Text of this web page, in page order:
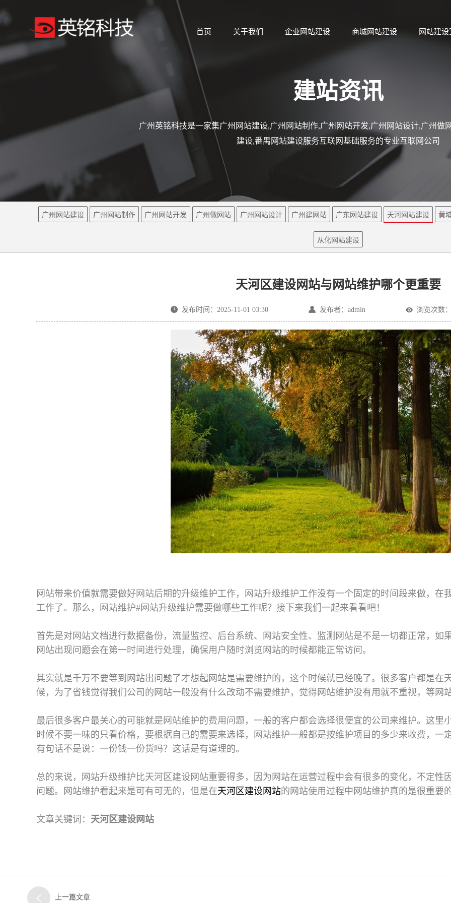
首页 关于我们 企业网站建设 商城网站建设 网站建设
建站资讯
广州英铭科技是一家集广州网站建设,广州网站制作,广州网站开发,广州网站设计,广州做
建设,番禺网站建设服务互联网基础服务的专业互联网公司
广州网站建设 广州网站制作 广州网站开发 广州做网站 广州网站设计 广州建网站 广东网站建设 天河网站建设 黄
从化网站建设
天河区建设网站与网站维护哪个更重要
发布时间：2025-11-01 03:30 发布者：admin 浏览次数
网站带来价值就需要做好网站后期的升级维护工作，网站升级维护工作没有一个固定的时间段来做，在
工作了。那么，网站维护#网站升级维护需要做哪些工作呢？接下来我们一起来看看吧！
首先是对网站文档进行数据备份，流量监控、后台系统、网站安全性、监测网站是不是一切都正常，如
网站出现问题会在第一时间进行处理，确保用户随时浏览网站的时候都能正常访问。
其实就是千万不要等到网站出问题了才想起网站是需要维护的，这个时候就已经晚了。很多客户都是在
候，为了省钱觉得我们公司的网站一般没有什么改动不需要维护，觉得网站维护没有用就不重视，等网
最后很多客户最关心的可能就是网站维护的费用问题，一般的客户都会选择很便宜的公司来维护。这里
时候不要一味的只看价格，要根据自己的需要来选择，网站维护一般都是按维护项目的多少来收费，一
有句话不是说：一份钱一份货吗？这话是有道理的。
总的来说，网站升级维护比天河区建设网站重要得多，因为网站在运营过程中会有很多的变化，不定性
问题。网站维护看起来是可有可无的，但是在天河区建设网站的网站使用过程中网站维护真的是很重要
文章关键词： 天河区建设网站
上一篇文章